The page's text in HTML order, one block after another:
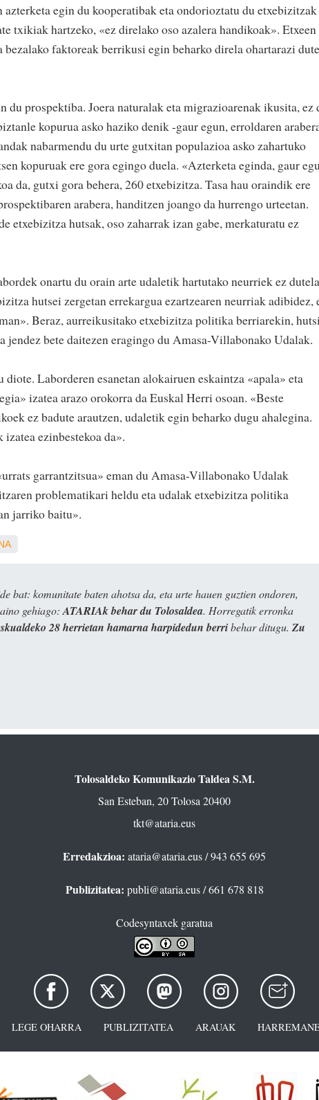
egin du kooperatibak eta ondorioztatu du etxebizitzak
txikiak hartzeko, «ez direlako oso azalera handikoak». Etxeen
faktoreak berrikusi egin beharko direla ohartarazi dute
du prospektiba. Joera naturalak eta migrazioarenak ikusita, ez
kopurua asko haziko denik -gaur egun, erroldaren
nabarmendu du urte gutxitan populazioa asko zahartuko
kopuruak ere gora egingo duela. «Azterketa eginda, gaur
da, gutxi gora behera, 260 etxebizitza. Tasa hau oraindik ere
arabera, handitzen joango da hurrengo urteetan.
etxebizitza hutsak, oso zaharrak izan gabe, merkaturatu ez
onartu du orain arte udaletik hartutako neurriek ez dutela
hutsei zergetan errekargua ezartzearen neurriak adibidez,
Beraz, aurreikusitako etxebizitza politika berriarekin,
jendez bete daitezen eragingo du Amasa-Villabonako Udalak.
Laborderen esanetan alokairuen eskaintza «apala» eta
izatea arazo orokorra da Euskal Herri osoan. «Beste
ez badute arautzen, udaletik egin beharko dugu ahalegina.
ezinbestekoa da».
garrantzitsua» eman du Amasa-Villabonako Udalak
problematikari heldu eta udalak etxebizitza politika
jarriko baitu».
bat: komunitate baten ahotsa da, eta urte hauen guztien ondoren,
gehiago: ATARIAk behar du Tolosaldea. Horregatik erronka
28 herrietan hamarna harpidedun berribehar ditugu. Zu
Tolosaldeko Komunikazio Taldea S.M.
San Esteban, 20 Tolosa 20400
tkt@ataria.eus
Erredakzioa: ataria@ataria.eus/ 943 655 695
Publizitatea: publi@ataria.eus/ 661 678 818
Codesyntaxek garatua
LEGE OHARRA PUBLIZITATEA ARAUAK